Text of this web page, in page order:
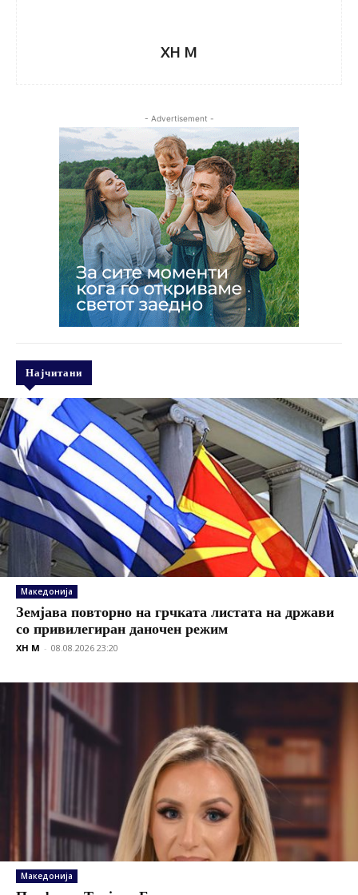
XH M
- Advertisement -
Најчитани
Македонија
Земјава повторно на грчката листата на држави
со привилегиран даночен режим
XH M - 08.08.2026 23:20
Македонија